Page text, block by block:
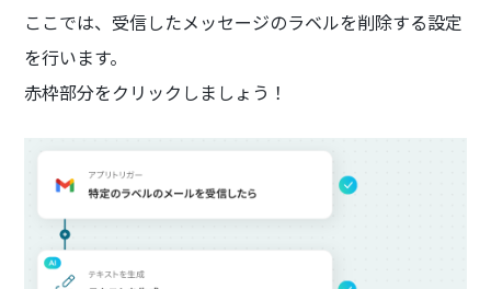
ここでは、受信したメッセージのラベルを削除する設定
を行います。
赤枠部分をクリックしましょう！